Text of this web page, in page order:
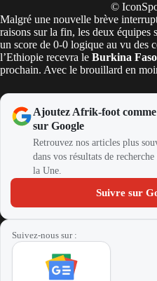
©
Malgré une nouvelle brève
raisons sur la fin, les deux équipes
un score de 0-0 logique au vu des
l’Ethiopie recevra le Burkina Faso
prochain. Avec le brouillard en
Ajoutez Afrik-foot
sur Google
Retrouvez nos articles plus
dans vos résultats de
la Une.
Suivre sur
Suivez-nous sur :